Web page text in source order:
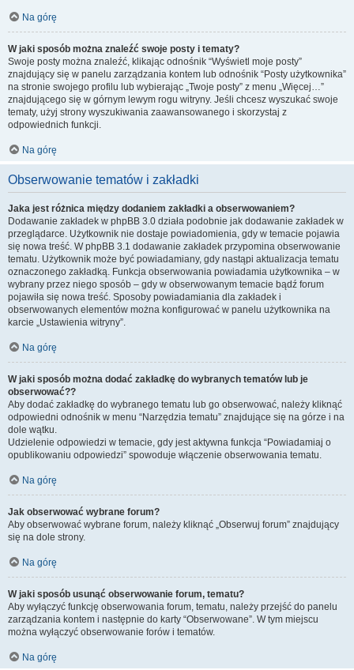
Na górę
W jaki sposób można znaleźć swoje posty i tematy?
Swoje posty można znaleźć, klikając odnośnik “Wyświetl moje posty”
znajdujący się w panelu zarządzania kontem lub odnośnik “Posty użytkownika”
na stronie swojego profilu lub wybierając „Twoje posty” z menu „Więcej…”
znajdującego się w górnym lewym rogu witryny. Jeśli chcesz wyszukać swoje
tematy, użyj strony wyszukiwania zaawansowanego i skorzystaj z
odpowiednich funkcji.
Na górę
Obserwowanie tematów i zakładki
Jaka jest różnica między dodaniem zakładki a obserwowaniem?
Dodawanie zakładek w phpBB 3.0 działa podobnie jak dodawanie zakładek w
przeglądarce. Użytkownik nie dostaje powiadomienia, gdy w temacie pojawia
się nowa treść. W phpBB 3.1 dodawanie zakładek przypomina obserwowanie
tematu. Użytkownik może być powiadamiany, gdy nastąpi aktualizacja tematu
oznaczonego zakładką. Funkcja obserwowania powiadamia użytkownika – w
wybrany przez niego sposób – gdy w obserwowanym temacie bądź forum
pojawiła się nowa treść. Sposoby powiadamiania dla zakładek i
obserwowanych elementów można konfigurować w panelu użytkownika na
karcie „Ustawienia witryny”.
Na górę
W jaki sposób można dodać zakładkę do wybranych tematów lub je
obserwować??
Aby dodać zakładkę do wybranego tematu lub go obserwować, należy kliknąć
odpowiedni odnośnik w menu “Narzędzia tematu” znajdujące się na górze i na
dole wątku.
Udzielenie odpowiedzi w temacie, gdy jest aktywna funkcja “Powiadamiaj o
opublikowaniu odpowiedzi” spowoduje włączenie obserwowania tematu.
Na górę
Jak obserwować wybrane forum?
Aby obserwować wybrane forum, należy kliknąć „Obserwuj forum” znajdujący
się na dole strony.
Na górę
W jaki sposób usunąć obserwowanie forum, tematu?
Aby wyłączyć funkcję obserwowania forum, tematu, należy przejść do panelu
zarządzania kontem i następnie do karty “Obserwowane”. W tym miejscu
można wyłączyć obserwowanie forów i tematów.
Na górę